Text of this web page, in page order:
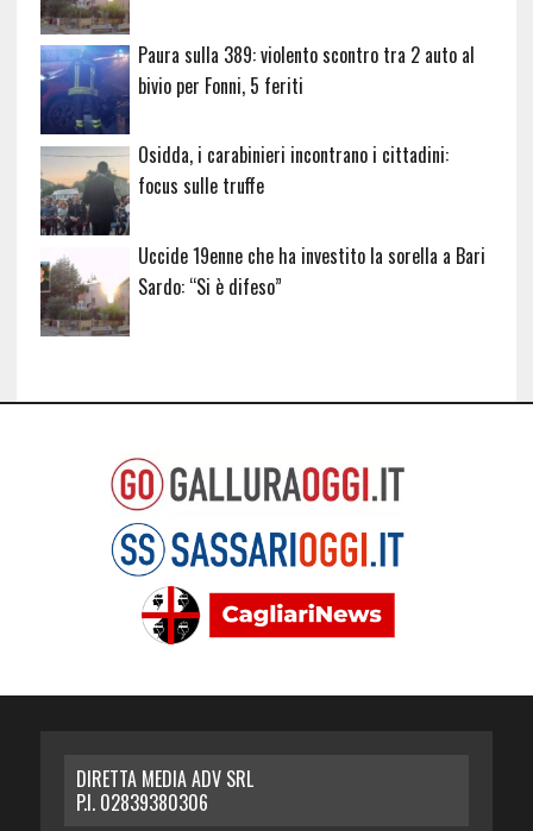
Paura sulla 389: violento scontro tra 2 auto al
bivio per Fonni, 5 feriti
Osidda, i carabinieri incontrano i cittadini:
focus sulle truffe
Uccide 19enne che ha investito la sorella a Bari
Sardo: “Si è difeso”
DIRETTA MEDIA ADV SRL
P.I. 02839380306